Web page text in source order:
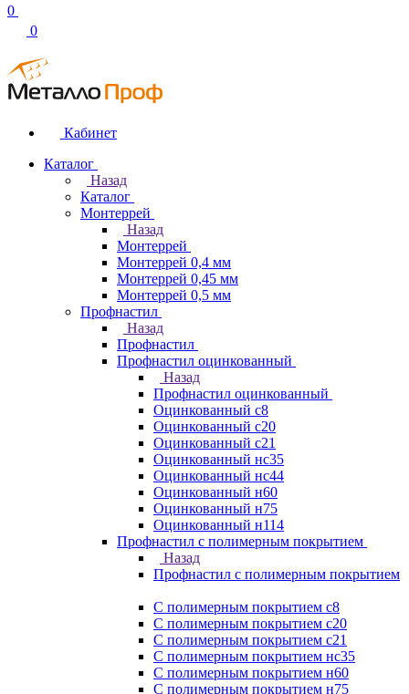
0
0
Кабинет
Каталог
Назад
Каталог
Монтеррей
Назад
Монтеррей
Монтеррей 0,4 мм
Монтеррей 0,45 мм
Монтеррей 0,5 мм
Профнастил
Назад
Профнастил
Профнастил оцинкованный
Назад
Профнастил оцинкованный
Оцинкованный с8
Оцинкованный с20
Оцинкованный с21
Оцинкованный нс35
Оцинкованный нс44
Оцинкованный н60
Оцинкованный н75
Оцинкованный н114
Профнастил с полимерным покрытием
Назад
Профнастил с полимерным покрытием
С полимерным покрытием с8
С полимерным покрытием с20
С полимерным покрытием с21
С полимерным покрытием нс35
С полимерным покрытием н60
С полимерным покрытием н75